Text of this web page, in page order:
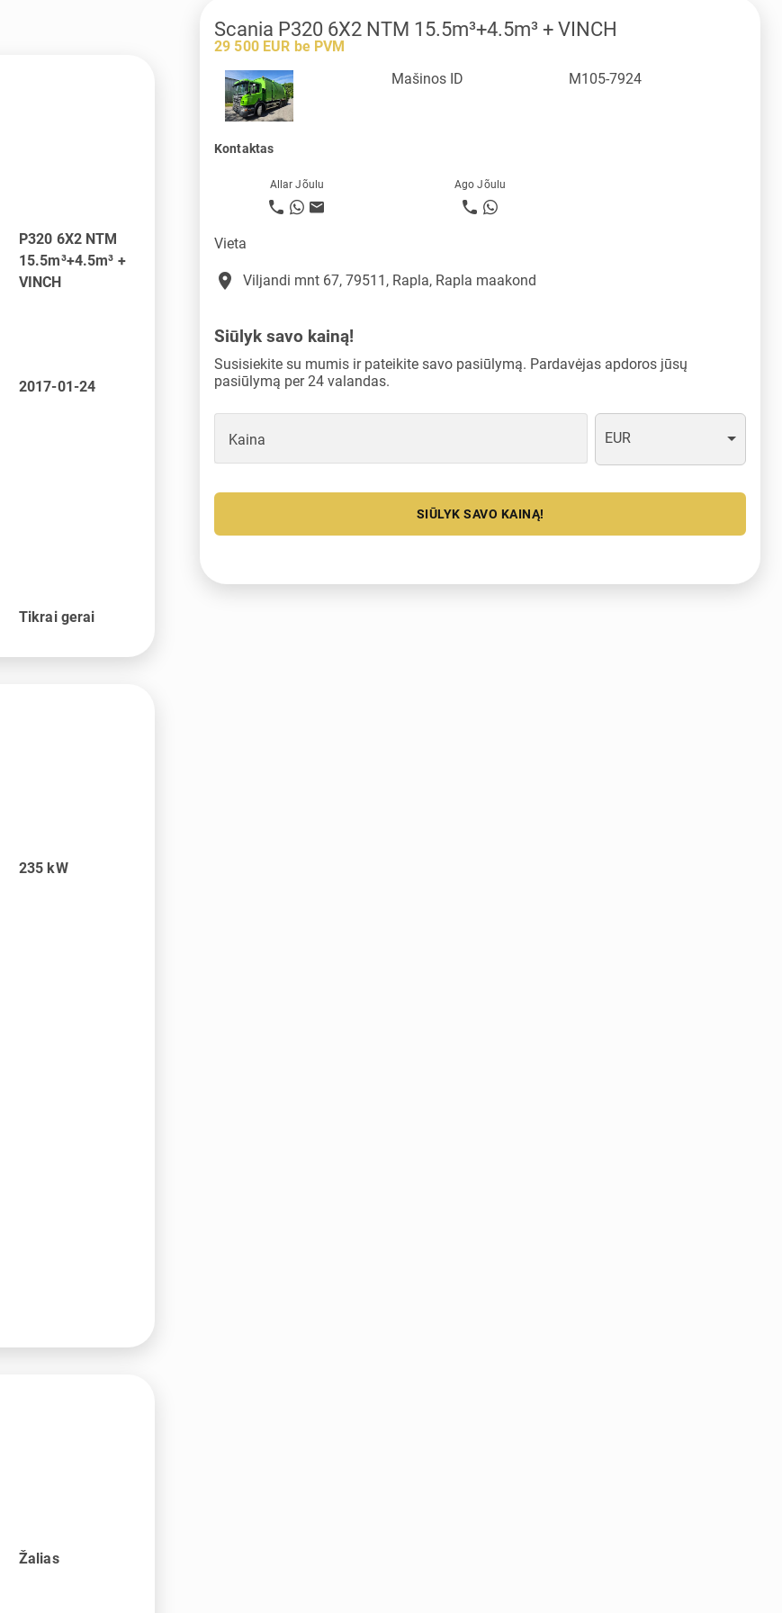
P320 6X2 NTM
15.5m³+4.5m³ +
VINCH
2017-01-24
Tikrai gerai
235 kW
Žalias
Scania P320 6X2 NTM 15.5m³+4.5m³ + VINCH
29 500 EUR be PVM
Mašinos ID
M105-7924
Kontaktas
Allar Jõulu Ago Jõulu
Vieta
place Viljandi mnt 67, 79511, Rapla, Rapla maakond
Siūlyk savo kainą!
Susisiekite su mumis ir pateikite savo pasiūlymą. Pardavėjas apdoros jūsų
pasiūlymą per 24 valandas.
Kaina EUR
SIŪLYK SAVO KAINĄ!